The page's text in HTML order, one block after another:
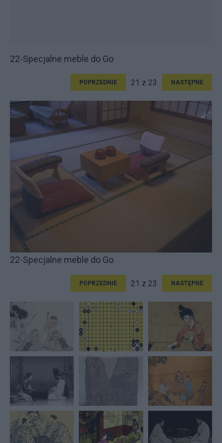
22-Specjalne meble do Go
POPRZEDNIE 21 z 23 NASTĘPNE
22-Specjalne meble do Go
POPRZEDNIE 21 z 23 NASTĘPNE